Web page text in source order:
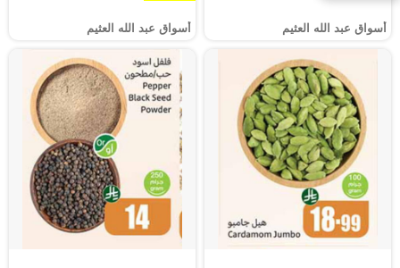
أسواق عبد الله العثيم أسواق عبد الله العثيم